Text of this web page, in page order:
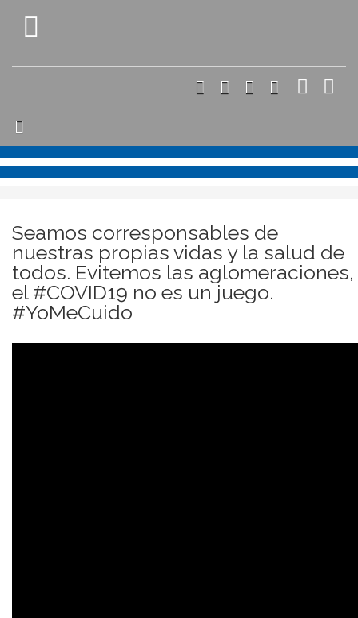
Seamos corresponsables de
nuestras propias vidas y la salud de
todos. Evitemos las aglomeraciones,
el #COVID19 no es un juego.
#YoMeCuido